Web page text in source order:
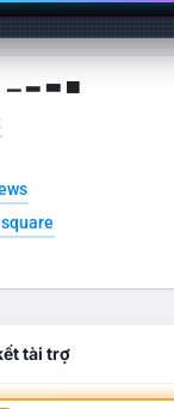
▁ ▂ ▃ ▄
tài trợ